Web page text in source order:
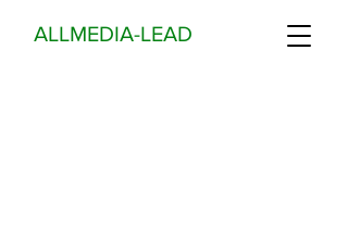
ALLMEDIA-LEAD